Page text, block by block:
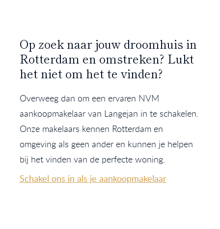
Op zoek naar jouw droomhuis in
Rotterdam en omstreken? Lukt
het niet om het te vinden?
Overweeg dan om een ervaren NVM
aankoopmakelaar van Langejan in te schakelen.
Onze makelaars kennen Rotterdam en
omgeving als geen ander en kunnen je helpen
bij het vinden van de perfecte woning.
Schakel ons in als je aankoopmakelaar